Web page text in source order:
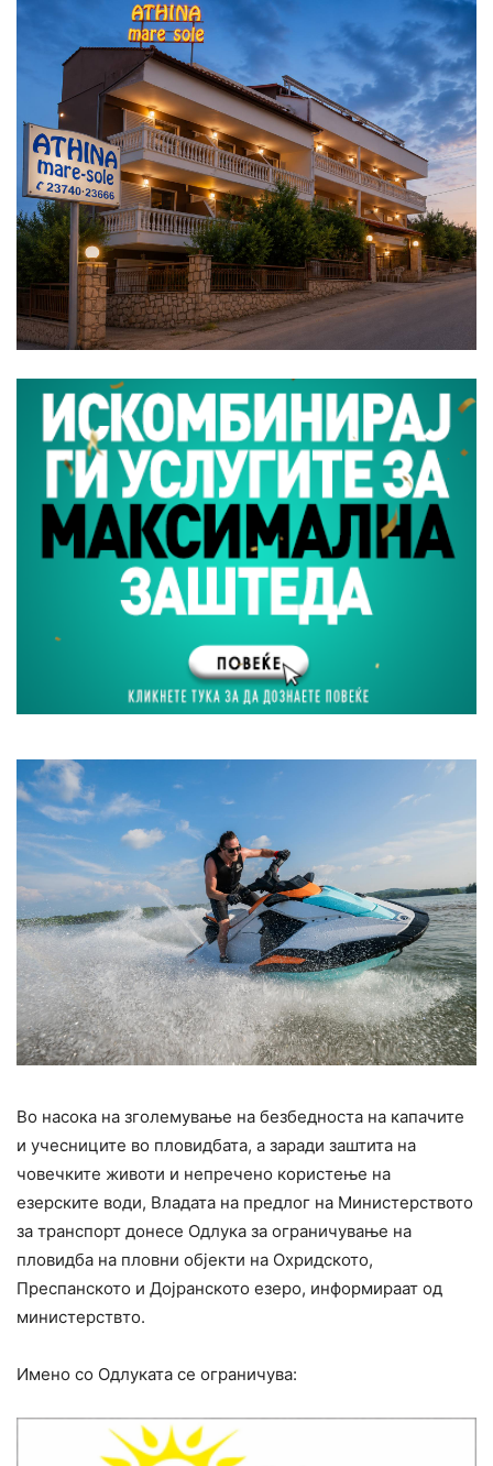
Во насока на зголемување на безбедноста на капачите
и учесниците во пловидбата, а заради заштита на
човечките животи и непречено користење на
езерските води, Владата на предлог на Министерството
за транспорт донесе Одлука за ограничување на
пловидба на пловни објекти на Охридското,
Преспанското и Дојранското езеро, информираат од
министерствто.
Имено со Одлуката се ограничува: